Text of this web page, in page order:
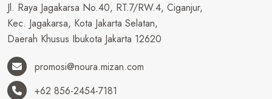
Jl. Raya Jagakarsa No.40, RT.7/RW.4, Ciganjur,
Kec. Jagakarsa, Kota Jakarta Selatan,
Daerah Khusus Ibukota Jakarta 12620
promosi@noura.mizan.com
+62 856-2454-7181